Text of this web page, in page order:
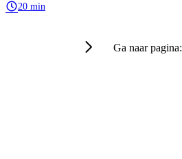
20 min
Ga naar pagina: